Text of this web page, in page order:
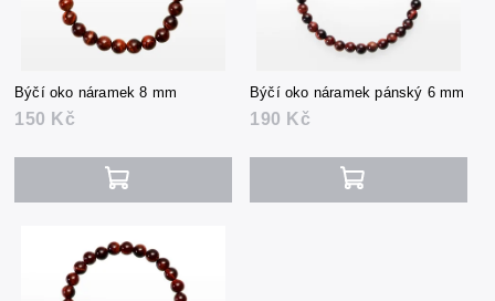
Býčí oko náramek 8 mm
150 Kč
Býčí oko náramek pánský 6 mm
190 Kč